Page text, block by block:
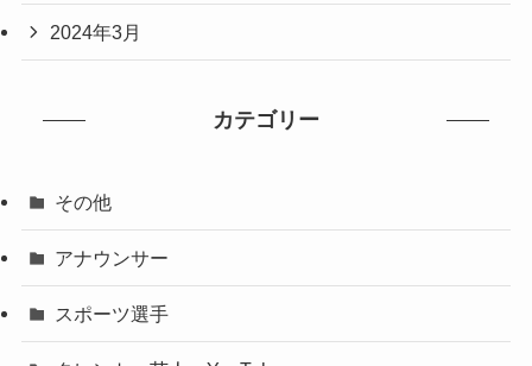
2024年3月
カテゴリー
その他
アナウンサー
スポーツ選手